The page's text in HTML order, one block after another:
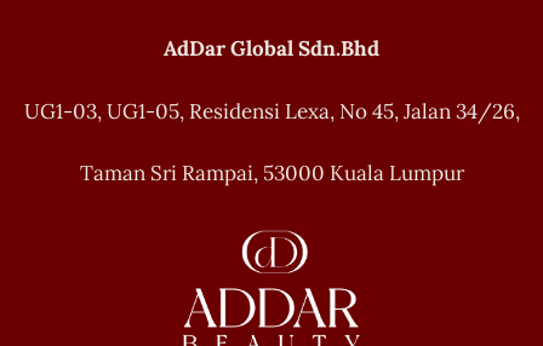
AdDar Global Sdn.Bhd
UG1-03, UG1-05, Residensi Lexa, No 45, Jalan 34/26,
Taman Sri Rampai, 53000 Kuala Lumpur